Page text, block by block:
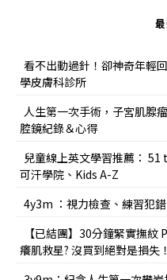
看不出動過針！卻神奇年輕
學皮膚科診所
人生第一次手術，子宮肌腺
腔鏡紀錄＆心得
兒童線上英文學習推薦：
可汗學院、Kids A-Z
4y3m ：視力檢查、練習犯
【已結團】30分鐘緊實撫紋
癢肌救星? 沒買到絕對是損失